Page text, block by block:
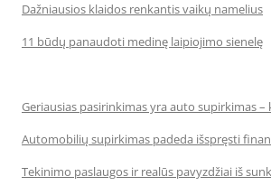
Dažniausios klaidos renkantis vaikų namelius
11 būdų panaudoti medinę laipiojimo sienelę
Geriausias pasirinkimas yra auto supirkimas –
Automobilių supirkimas padeda išspręsti
Tekinimo paslaugos ir realūs pavyzdžiai iš